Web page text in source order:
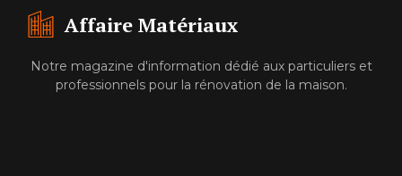
Affaire Matériaux
Notre magazine d'information dédié aux particuliers et
professionnels pour la rénovation de la maison.